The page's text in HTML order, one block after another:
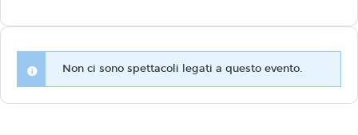
Non ci sono spettacoli legati a questo evento.